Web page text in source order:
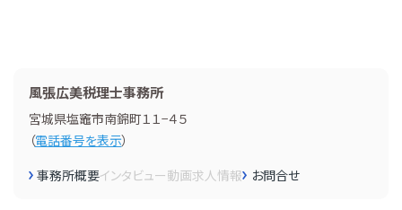
風張広美税理士事務所
宮城県塩竈市南錦町１１−４５
（電話番号を表示）
事務所概要インタビュー動画求人情報 お問合せ